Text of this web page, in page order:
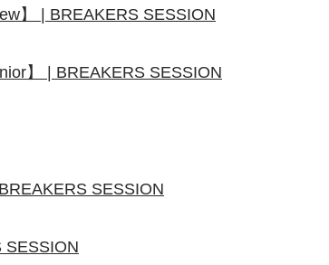
】 | BREAKERS SESSION
】 | BREAKERS SESSION
SESSION
SESSION